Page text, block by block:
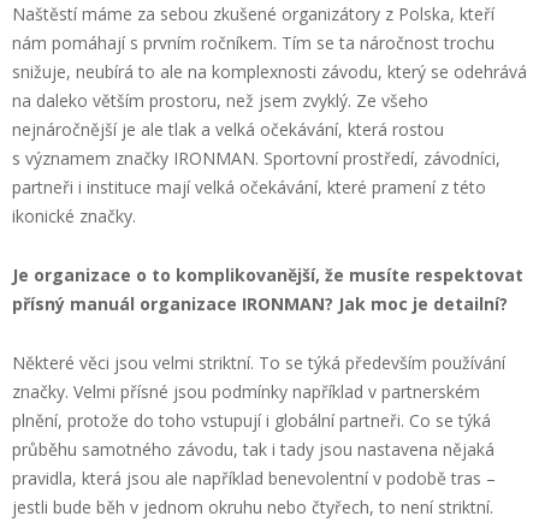
Naštěstí máme za sebou zkušené organizátory z Polska, kteří
nám pomáhají s prvním ročníkem. Tím se ta náročnost trochu
snižuje, neubírá to ale na komplexnosti závodu, který se odehrává
na daleko větším prostoru, než jsem zvyklý. Ze všeho
nejnáročnější je ale tlak a velká očekávání, která rostou
s významem značky IRONMAN. Sportovní prostředí, závodníci,
partneři i instituce mají velká očekávání, které pramení z této
ikonické značky.
Je organizace o to komplikovanější, že musíte respektovat
přísný manuál organizace IRONMAN? Jak moc je detailní?
Některé věci jsou velmi striktní. To se týká především používání
značky. Velmi přísné jsou podmínky například v partnerském
plnění, protože do toho vstupují i globální partneři. Co se týká
průběhu samotného závodu, tak i tady jsou nastavena nějaká
pravidla, která jsou ale například benevolentní v podobě tras –
jestli bude běh v jednom okruhu nebo čtyřech, to není striktní.